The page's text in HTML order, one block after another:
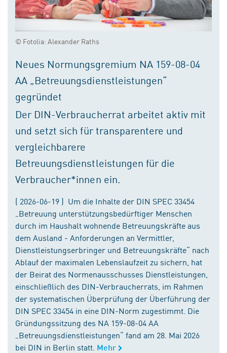
© Fotolia: Alexander Raths
Neues Normungsgremium NA 159-08-04
AA „Betreuungsdienstleistungen“
gegründet
Der DIN-Verbraucherrat arbeitet aktiv mit
und setzt sich für transparentere und
vergleichbarere
Betreuungsdienstleistungen für die
Verbraucher*innen ein.
( 2026-06-19 ) Um die Inhalte der DIN SPEC 33454
„Betreuung unterstützungsbedürftiger Menschen
durch im Haushalt wohnende Betreuungskräfte aus
dem Ausland - Anforderungen an Vermittler,
Dienstleistungserbringer und Betreuungskräfte“ nach
Ablauf der maximalen Lebenslaufzeit zu sichern, hat
der Beirat des Normenausschusses Dienstleistungen,
einschließlich des DIN-Verbraucherrats, im Rahmen
der systematischen Überprüfung der Überführung der
DIN SPEC 33454 in eine DIN-Norm zugestimmt. Die
Gründungssitzung des NA 159-08-04 AA
„Betreuungsdienstleistungen“ fand am 28. Mai 2026
bei DIN in Berlin statt. Mehr